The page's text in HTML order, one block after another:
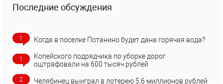
Последние обсуждения
1 Когда в поселке Потанино будет дана горячая вода?
1
Копейского подрядчика по уборке дорог
оштрафовали на 600 тысяч рублей
2 Челябинец выиграл в лотерею 5,6 миллионов рублей